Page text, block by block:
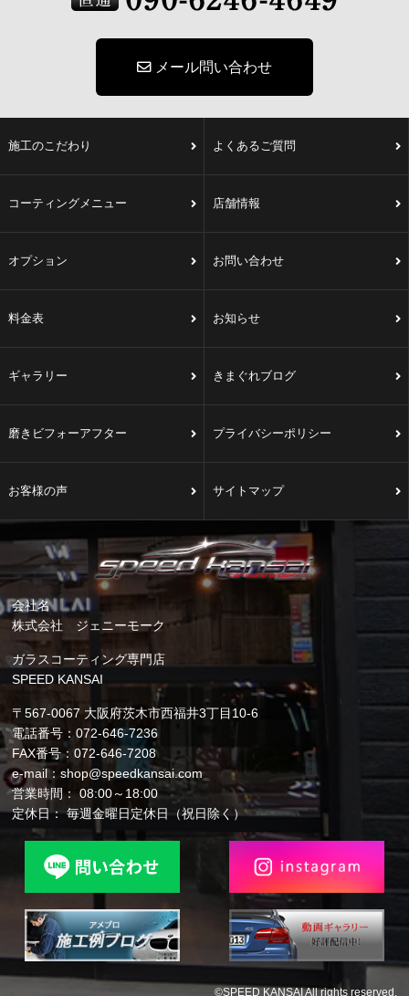
メール問い合わせ
施工のこだわり よくあるご質問
コーティングメニュー 店舗情報
オプション お問い合わせ
料金表 お知らせ
ギャラリー きまぐれブログ
磨きビフォーアフター プライバシーポリシー
お客様の声 サイトマップ
会社名
株式会社 ジェニーモーク
ガラスコーティング専門店
SPEED KANSAI
〒567-0067 大阪府茨木市西福井3丁目10-6
電話番号：072-646-7236
FAX番号：072-646-7208
e-mail：shop@speedkansai.com
営業時間： 08:00～18:00
定休日： 毎週金曜日定休日（祝日除く）
©SPEED KANSAI All rights reserved.